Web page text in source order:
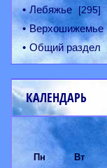
Лебяжье [295]
Верхошижемье
Общий раздел
КАЛЕНДАРЬ
Пн Вт